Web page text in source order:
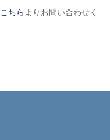
こちらよりお問い合わせく